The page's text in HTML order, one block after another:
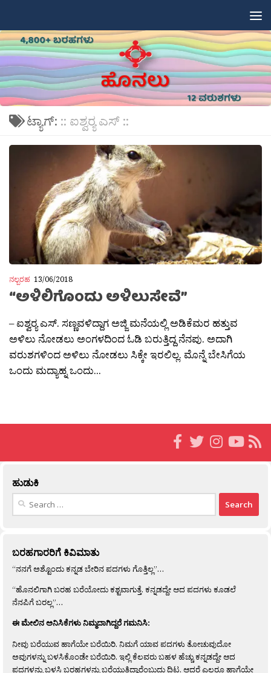
ಟ್ಯಾಗ್: :: ಐಶ್ವರ‍್ಯ ಎಸ್ ::
ನಲ್ಬರಹ 13/06/2018
“ಅಳಿಲಿಗೊಂದು ಅಳಿಲುಸೇವೆ”
– ಐಶ್ವರ‍್ಯ ಎಸ್. ಸಣ್ಣವಳಿದ್ದಾಗ ಅಜ್ಜಿ ಮನೆಯಲ್ಲಿ ಅಡಿಕೆಮರ ಹತ್ತುವ
ಅಳಿಲು ನೋಡಲು ಅಂಗಳದಿಂದ ಓಡಿ ಬರುತ್ತಿದ್ದ ನೆನಪು. ಅದಾಗಿ
ವರುಶಗಳಿಂದ ಅಳಿಲು ನೋಡಲು ಸಿಕ್ಕೇ ಇರಲಿಲ್ಲ. ಮೊನ್ನೆ ಬೇಸಿಗೆಯ
ಒಂದು ಮದ್ಯಾಹ್ನ ಒಂದು...
ಹುಡುಕಿ
Search
ಬರಹಗಾರರಿಗೆ ಕಿವಿಮಾತು
“ನನಗೆ ಅಶ್ಟೊಂದು ಕನ್ನಡ ಬೇರಿನ ಪದಗಳು ಗೊತ್ತಿಲ್ಲ”…
“ಹೊನಲಿಗಾಗಿ ಬರಹ ಬರೆಯೋದು ಕಶ್ಟವಾಗುತ್ತೆ. ಕನ್ನಡದ್ದೇ ಆದ ಪದಗಳು ಕೂಡಲೆ
ನೆನಪಿಗೆ ಬರಲ್ಲ”…
ಈ ಮೇಲಿನ ಅನಿಸಿಕೆಗಳು ನಿಮ್ಮದಾಗಿದ್ದರೆ ಗಮನಿಸಿ:
ನೀವು ಬರೆಯುವ ಹಾಗೆಯೇ ಬರೆಯಿರಿ. ನಿಮಗೆ ಯಾವ ಪದಗಳು ತೋಚುವುದೋ
ಅವುಗಳನ್ನು ಬಳಸಿಕೊಂಡೇ ಬರೆಯಿರಿ. ಇಲ್ಲಿ ಕೆಲವರು ಬಹಳ ಹೆಚ್ಚು ಕನ್ನಡದ್ದೇ ಆದ
ಪದಗಳನ್ನು ಬಳಸಿ ಬರಹಗಳನ್ನು ಬರೆಯುತ್ತಿದ್ದಾರೆಂಬುದು ದಿಟ. ಆದರೆ ಎಲ್ಲರೂ ಹಾಗೆಯೇ